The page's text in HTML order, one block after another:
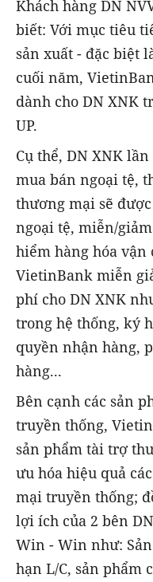
Khách hàng DN
biết: Với mục tiêu
sản xuất - đặc biệt
cuối năm,
dành cho DN XNK
UP.
Cụ thể, DN XNK
mua bán ngoại tệ,
thương mại sẽ
ngoại tệ, miễn/
hiểm hàng hóa vận
VietinBank miễn
phí cho DN XNK
trong hệ thống, ký
quyền nhận hàng,
hàng...
Bên cạnh các sản
truyền thống,
sản phẩm tài trợ
ưu hóa hiệu quả
mại truyền thống;
lợi ích của 2 bên
Win - Win như:
hạn L/C, sản phẩm